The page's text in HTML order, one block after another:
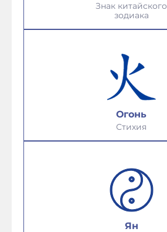
Знак китайского
зодиака
Огонь
Стихия
Ян